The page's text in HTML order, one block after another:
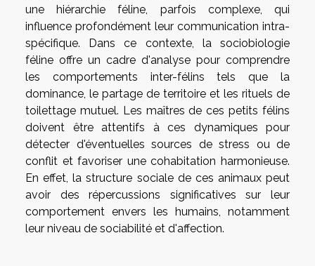
une hiérarchie féline, parfois complexe, qui
influence profondément leur communication intra-
spécifique. Dans ce contexte, la sociobiologie
féline offre un cadre d'analyse pour comprendre
les comportements inter-félins tels que la
dominance, le partage de territoire et les rituels de
toilettage mutuel. Les maîtres de ces petits félins
doivent être attentifs à ces dynamiques pour
détecter d'éventuelles sources de stress ou de
conflit et favoriser une cohabitation harmonieuse.
En effet, la structure sociale de ces animaux peut
avoir des répercussions significatives sur leur
comportement envers les humains, notamment
leur niveau de sociabilité et d'affection.